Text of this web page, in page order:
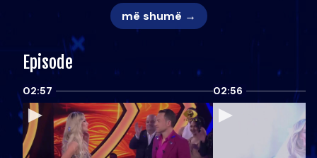
më shumë →
Episode
02:57 02:56